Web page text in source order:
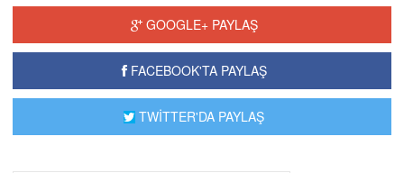
GOOGLE+ PAYLAŞ
FACEBOOK'TA PAYLAŞ
TWİTTER'DA PAYLAŞ